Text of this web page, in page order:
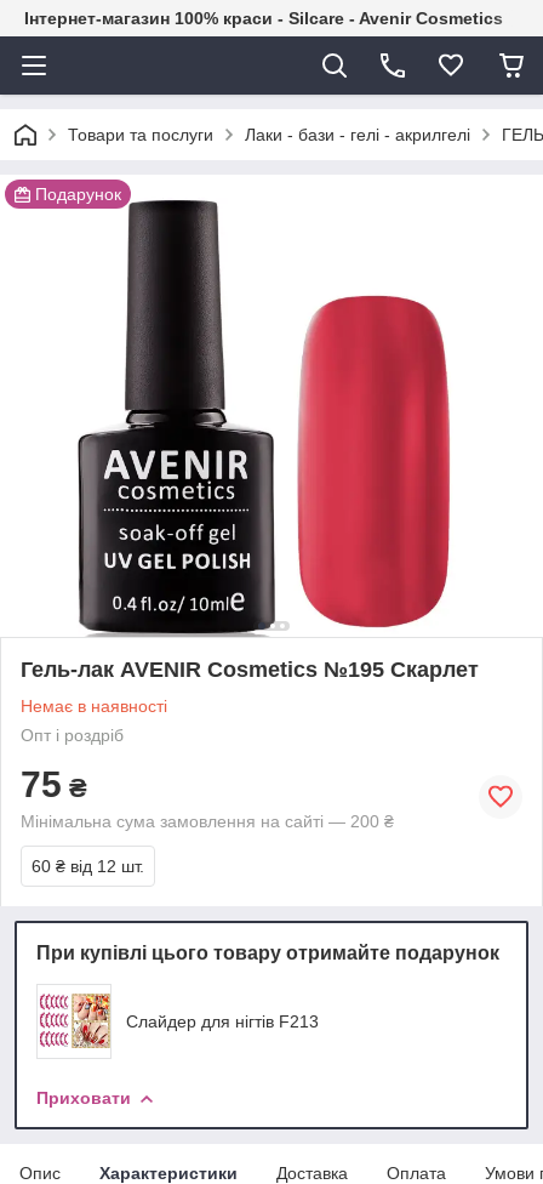
Інтернет-магазин 100% краси - Silcare - Avenir Cosmetics
Товари та послуги Лаки - бази - гелі - акрилгелі
Подарунок
Гель-лак AVENIR Cosmetics №195 Скарлет
Немає в наявності
Опт і роздріб
75 ₴
Мінімальна сума замовлення на сайті — 200 ₴
60 ₴ від 12 шт.
При купівлі цього товару отримайте подарунок
Слайдер для нігтів F213
Приховати
Опис Характеристики Доставка Оплата Умови